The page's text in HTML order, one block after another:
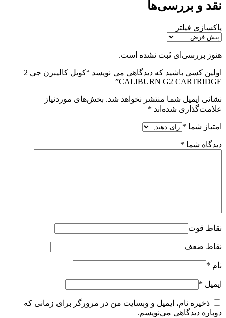
نقد و بررسی‌ها
پاکسازی فیلتر
هنوز بررسی‌ای ثبت نشده است.
اولین کسی باشید که دیدگاهی می نویسد “کویل کالیبرن جی 2 |
CALIBURN G2 CARTRIDGE”
نشانی ایمیل شما منتشر نخواهد شد. بخش‌های موردنیاز
علامت‌گذاری شده‌اند *
امتیاز شما *
دیدگاه شما *
نقاط قوت
نقاط ضعف
نام *
ایمیل *
ذخیره نام، ایمیل و وبسایت من در مرورگر برای زمانی که
دوباره دیدگاهی می‌نویسم.